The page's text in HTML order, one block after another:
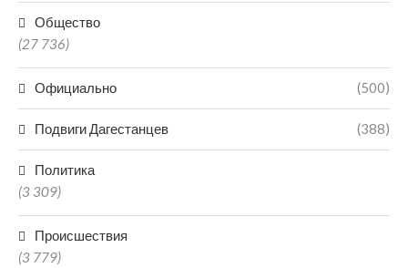
Общество
(27 736)
Официально (500)
Подвиги Дагестанцев (388)
Политика
(3 309)
Происшествия
(3 779)